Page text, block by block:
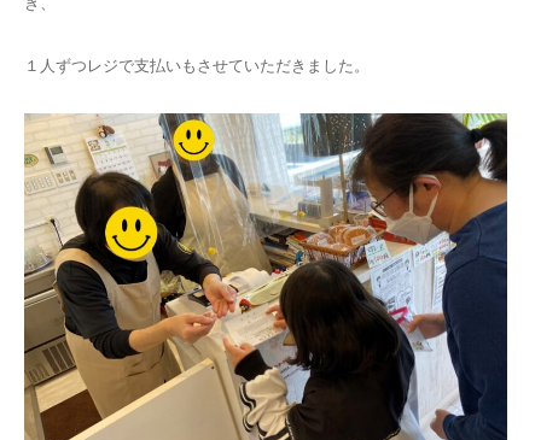
１人ずつレジで支払いもさせていただきました。